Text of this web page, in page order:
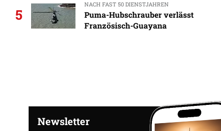
5
NACH FAST 50 DIENSTJAHREN
Puma-Hubschrauber verlässt
Französisch-Guayana
Newsletter